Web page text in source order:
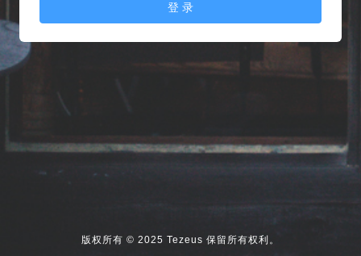
登 录
版权所有 © 2025 Tezeus 保留所有权利。